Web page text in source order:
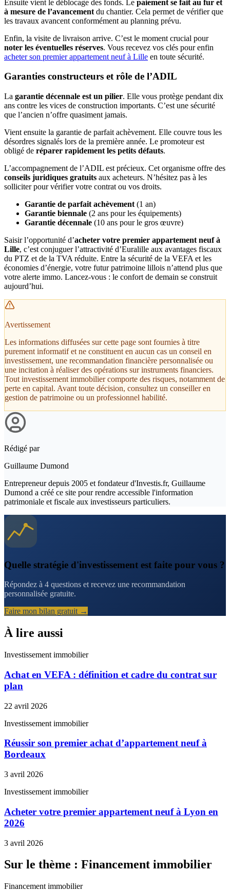
Ensuite vient le déblocage des fonds. Le paiement se fait au fur et
à mesure de l’avancement du chantier. Cela permet de vérifier que
les travaux avancent conformément au planning prévu.
Enfin, la visite de livraison arrive. C’est le moment crucial pour
noter les éventuelles réserves. Vous recevez vos clés pour enfin
acheter son premier appartement neuf à Lille en toute sécurité.
Garanties constructeurs et rôle de l’ADIL
La garantie décennale est un pilier. Elle vous protège pendant dix
ans contre les vices de construction importants. C’est une sécurité
que l’ancien n’offre quasiment jamais.
Vient ensuite la garantie de parfait achèvement. Elle couvre tous les
désordres signalés lors de la première année. Le promoteur est
obligé de réparer rapidement les petits défauts.
L’accompagnement de l’ADIL est précieux. Cet organisme offre des
conseils juridiques gratuits aux acheteurs. N’hésitez pas à les
solliciter pour vérifier votre contrat ou vos droits.
Garantie de parfait achèvement (1 an)
Garantie biennale (2 ans pour les équipements)
Garantie décennale (10 ans pour le gros œuvre)
Saisir l’opportunité d’acheter votre premier appartement neuf à
Lille, c’est conjuguer l’attractivité d’Euralille aux avantages fiscaux
du PTZ et de la TVA réduite. Entre la sécurité de la VEFA et les
économies d’énergie, votre futur patrimoine lillois n’attend plus que
votre alerte immo. Lancez-vous : le confort de demain se construit
aujourd’hui.
Avertissement
Les informations diffusées sur cette page sont fournies à titre
purement informatif et ne constituent en aucun cas un conseil en
investissement, une recommandation financière personnalisée ou
une incitation à réaliser des opérations sur instruments financiers.
Tout investissement immobilier comporte des risques, notamment de
perte en capital. Avant toute décision, consultez un conseiller en
gestion de patrimoine ou un professionnel habilité.
Rédigé par
Guillaume Dumond
Entrepreneur depuis 2005 et fondateur d'Investis.fr, Guillaume
Dumond a créé ce site pour rendre accessible l'information
patrimoniale et fiscale aux investisseurs particuliers.
Quelle stratégie d'investissement est faite pour vous ?
Répondez à 4 questions et recevez une recommandation
personnalisée gratuite.
Faire mon bilan gratuit →
À lire aussi
Investissement immobilier
Achat en VEFA : définition et cadre du contrat sur
plan
22 avril 2026
Investissement immobilier
Réussir son premier achat d’appartement neuf à
Bordeaux
3 avril 2026
Investissement immobilier
Acheter votre premier appartement neuf à Lyon en
2026
3 avril 2026
Sur le thème : Financement immobilier
Financement immobilier